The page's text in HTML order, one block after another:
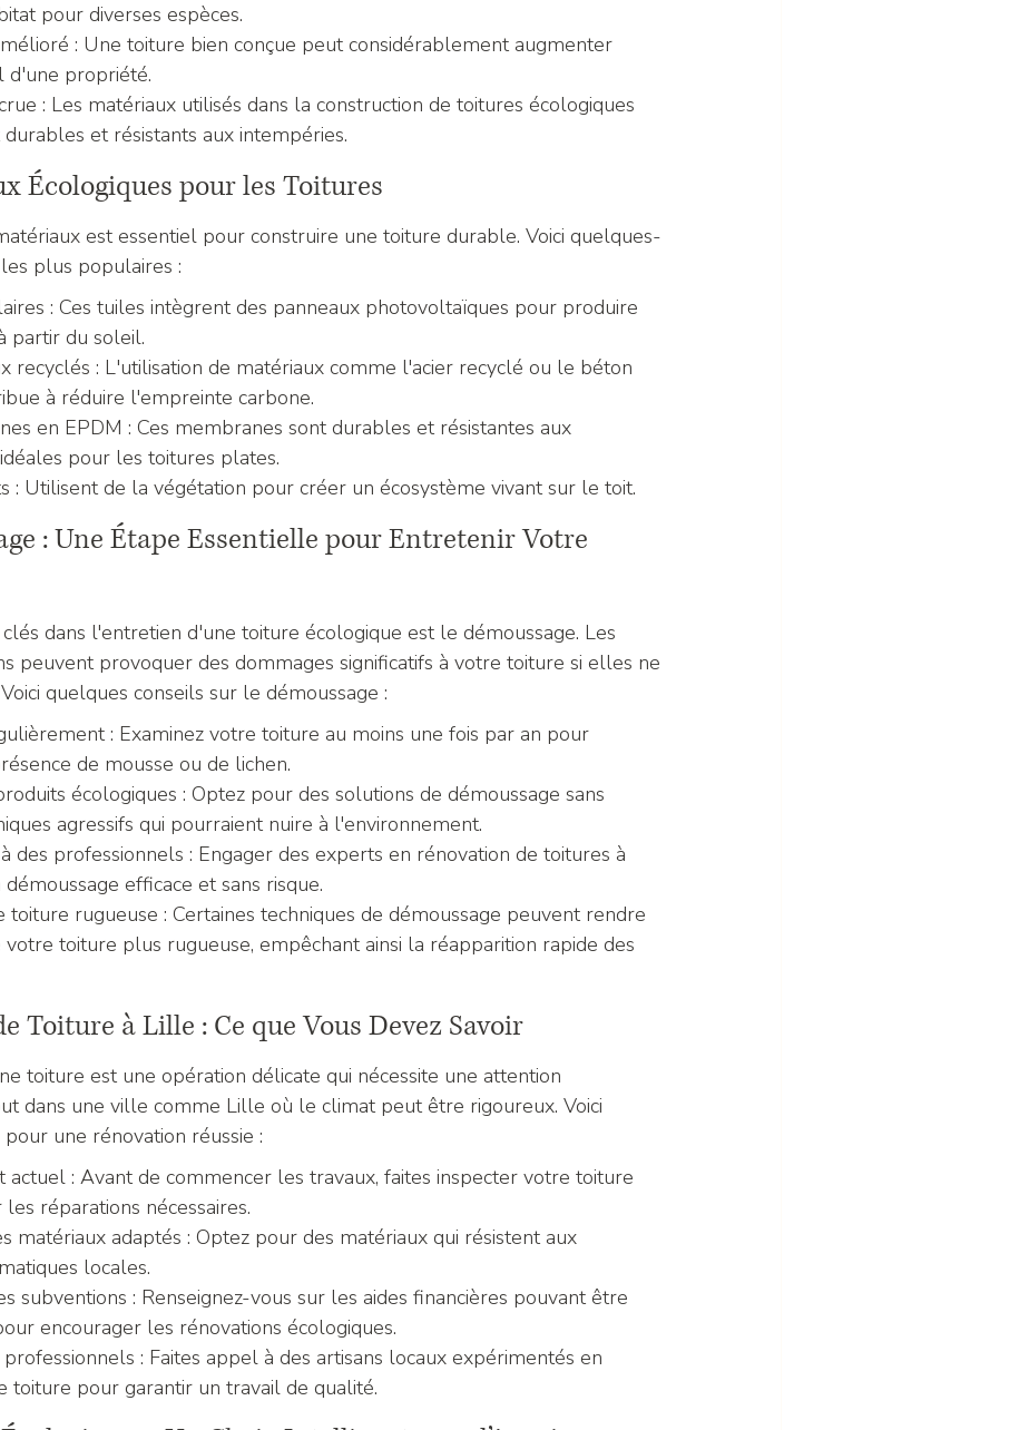
pour diverses espèces.
: Une toiture bien conçue peut considérablement augmenter
d'une propriété.
: Les matériaux utilisés dans la construction de toitures écologiques
et résistants aux intempéries.
Écologiques pour les Toitures
est essentiel pour construire une toiture durable. Voici quelques-
plus populaires :
: Ces tuiles intègrent des panneaux photovoltaïques pour produire
partir du soleil.
recyclés : L'utilisation de matériaux comme l'acier recyclé ou le béton
à réduire l'empreinte carbone.
en EPDM : Ces membranes sont durables et résistantes aux
pour les toitures plates.
: Utilisent de la végétation pour créer un écosystème vivant sur le toit.
: Une Étape Essentielle pour Entretenir Votre
dans l'entretien d'une toiture écologique est le démoussage. Les
peuvent provoquer des dommages significatifs à votre toiture si elles ne
quelques conseils sur le démoussage :
: Examinez votre toiture au moins une fois par an pour
de mousse ou de lichen.
écologiques : Optez pour des solutions de démoussage sans
agressifs qui pourraient nuire à l'environnement.
des professionnels : Engager des experts en rénovation de toitures à
efficace et sans risque.
toiture rugueuse : Certaines techniques de démoussage peuvent rendre
votre toiture plus rugueuse, empêchant ainsi la réapparition rapide des
Toiture à Lille : Ce que Vous Devez Savoir
toiture est une opération délicate qui nécessite une attention
dans une ville comme Lille où le climat peut être rigoureux. Voici
une rénovation réussie :
actuel : Avant de commencer les travaux, faites inspecter votre toiture
réparations nécessaires.
matériaux adaptés : Optez pour des matériaux qui résistent aux
locales.
subventions : Renseignez-vous sur les aides financières pouvant être
encourager les rénovations écologiques.
professionnels : Faites appel à des artisans locaux expérimentés en
toiture pour garantir un travail de qualité.